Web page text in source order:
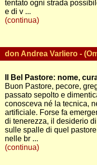
tentato ogni strada
e di v ...
(continua)
don Andrea Varliero -
Il Bel Pastore: nome,
Buon Pastore, pecore,
passato sepolto e
conosceva né la tecnica,
artificiale. Forse fa
di tenerezza, il desiderio
sulle spalle di quel
nelle br ...
(continua)